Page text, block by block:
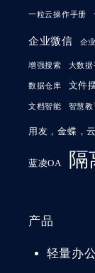
一粒云操作手册
企业微信 企
增强搜索 大数据
数据仓库 文件
文档智能 智慧教
用友，金蝶，
蓝凌OA 隔
产品
轻量办